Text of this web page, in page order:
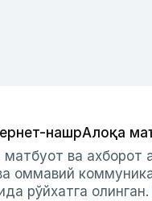
нашрАлоқа
ва
оммавий
рўйхатга